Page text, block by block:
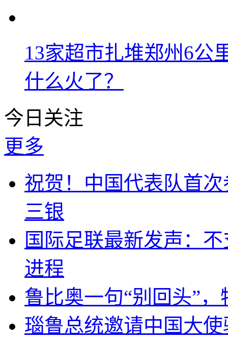
13家超市扎堆郑州6公
什么火了？
今日关注
更多
祝贺！中国代表队首
三银
国际足联最新发声：
进程
鲁比奥一句“别回头”
瑙鲁总统邀请中国大